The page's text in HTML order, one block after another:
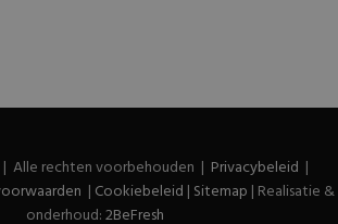
Alle rechten voorbehouden | Privacybeleid |
| Cookiebeleid | Sitemap | Realisatie &
onderhoud:2BeFresh